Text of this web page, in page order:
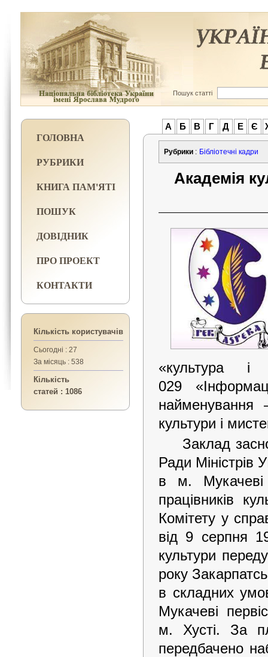
Пошук статті
ГОЛОВНА
РУБРИКИ
КНИГА ПАМ'ЯТІ
ПОШУК
ДОВІДНИК
ПРО ПРОЕКТ
КОНТАКТИ
Кількість користувачів
Сьогодні : 27
За місяць : 538
Кількість
статей : 1086
А Б В Г Д Е Є
Рубрики : Бібліотечні кадри
Академія
«культура
029
найменування
культури i
Заклад
Ради
в м. Мукачеві
працівників
Комітету у
від 9 серпня
культури
року
в складних
Мукачеві
м. Хусті. За
передбачено